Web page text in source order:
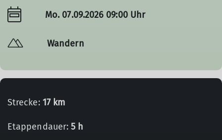
Mo. 07.09.2026 09:00 Uhr
Wandern
Strecke: 17 km
Etappendauer:5 h